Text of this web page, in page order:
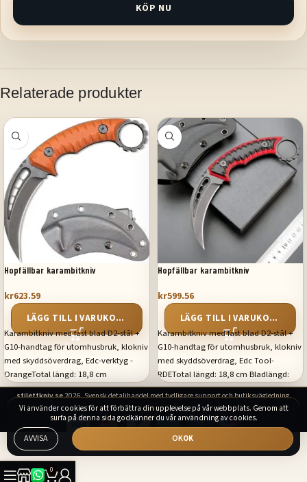
KÖP NU
Relaterade produkter
Hopfällbar karambitkniv
kr623.59
LÄGG TILL I VARUKORG
Karambitkniv med fast blad D2-stål +
G10-handtag för utomhusbruk, klokniv
med skyddsöverdrag, Edc-verktyg -
OrangeTotal längd: 18,8 cm
Bladlängd: 8,5 cm Handtagslängd:
10,3 cm Bladbredd: 3 cm Bladtjocklek:
3 mm Bladmaterial: D2
Handtagsmaterial: G10/Micarta
Hårdhet: 59-61 HRC
Hopfällbar karambitkniv
kr599.56
LÄGG TILL I VARUKORG
Karambitkniv med fast blad D2-stål +
G10-handtag för utomhusbruk, klokniv
med skyddsöverdrag, Edc Tool-
RDETotal längd: 18,8 cm Bladlängd:
8,5 cm Handtagslängd: 10,3 cm
Bladbredd: 3 cm Bladtjocklek: 3 mm
Bladmaterial: D2 Handtagsmaterial:
G10/Micarta Hårdhet: 59-61 HRC
stilettkniv.se2026. Svensk detaljhandel med tydligare support och butiksvägledning.
Vi använder cookies för att förbättra din upplevelse på vår webbplats. Genom att
surfa på denna sida godkänner du vår användning av cookies.
AVVISA
OK
0